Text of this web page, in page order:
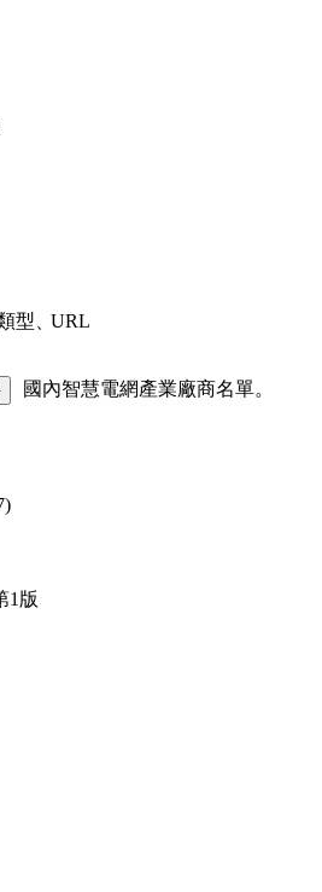
型、URL
國內智慧電網產業廠商名單。
1版